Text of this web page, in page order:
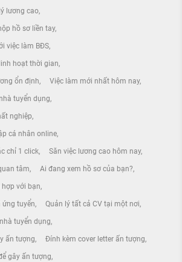
lương cao
hồ sơ liền tay
việc làm BĐS
hoạt thời gian
ổn định Việc làm mới nhất hôm nay
tuyển dụng
nghiệp
cá nhân online
chỉ 1 click Săn việc lương cao hôm nay
tâm Ai đang xem hồ sơ của bạn?
hợp với bạn
ứng tuyển Quản lý tất cả CV tại một nơi
tuyển dụng
ấn tượng Đính kèm cover letter ấn tượng
gây ấn tượng